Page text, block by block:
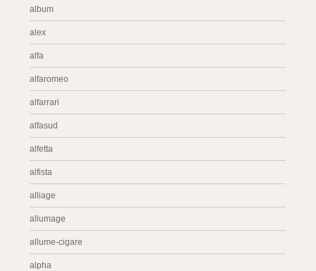
album
alex
alfa
alfaromeo
alfarrari
alfasud
alfetta
alfista
alliage
allumage
allume-cigare
alpha